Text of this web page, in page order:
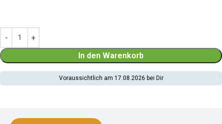
In den Warenkorb
Voraussichtlich am 17.08.2026 bei Dir